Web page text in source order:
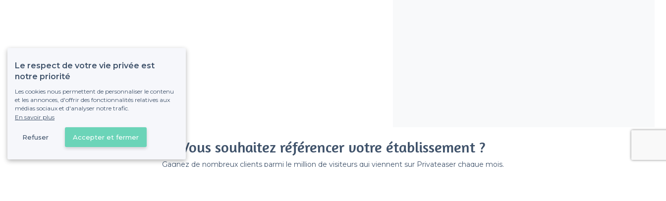
Vous souhaitez référencer votre établissement ?
Gagnez de nombreux clients parmi le million de visiteurs qui viennent sur Privateaser chaque mois.
Le respect de votre vie privée est
notre priorité
Les cookies nous permettent de personnaliser le contenu
et les annonces, d'offrir des fonctionnalités relatives aux
médias sociaux et d'analyser notre trafic.
En savoir plus
Refuser Accepter et fermer